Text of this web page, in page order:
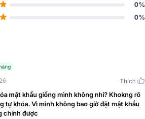
0%
0%
Thích
mật khẩu giống mình không nhỉ? Khokng rõ
tự khóa. Vì mình không bao giờ đặt mật khẩu
chỉnh được